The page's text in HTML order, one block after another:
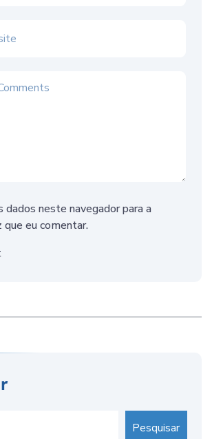
dados neste navegador para a
que eu comentar.
Pesquisar